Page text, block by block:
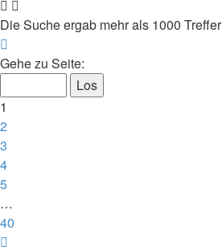
Die Suche ergab mehr als 1000 Treffer
1
40
Gehe zu Seite:
1
2
3
4
5
…
40